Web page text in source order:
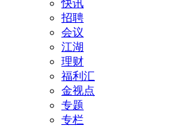
快讯
招聘
会议
江湖
理财
福利汇
金视点
专题
专栏